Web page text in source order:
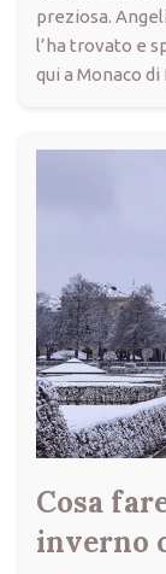
preziosa.
l’ha trovato e
qui a Monaco di
Cosa
inverno